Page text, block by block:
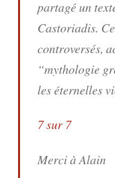
partagé un
Castoriadis.
controversés,
“mythologie
les éternelles
7 sur 7
Merci à Alain